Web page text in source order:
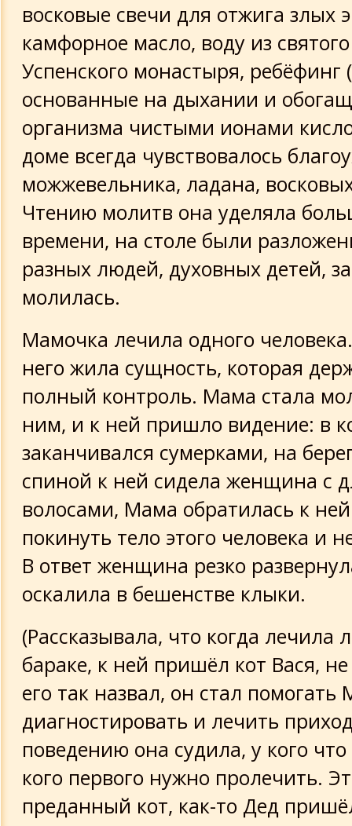
восковые свечи для отжига злых
камфорное масло, воду из
Успенского монастыря, ребёфинг
основанные на дыхании и
организма чистыми ионами
доме всегда чувствовалось
можжевельника, ладана,
Чтению молитв она уделяла
времени, на столе были
разных людей, духовных детей,
молилась.
Мамочка лечила одного
него жила сущность, которая
полный контроль. Мама стала
ним, и к ней пришло видение: в
заканчивался сумерками, на
спиной к ней сидела женщина с
волосами, Мама обратилась к
покинуть тело этого человека и
В ответ женщина резко
оскалила в бешенстве клыки.
(Рассказывала, что когда лечила
бараке, к ней пришёл кот Вася,
его так назвал, он стал помогать
диагностировать и лечить
поведению она судила, у кого что
кого первого нужно пролечить.
преданный кот, как-то Дед